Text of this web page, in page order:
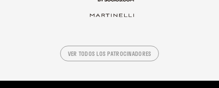
VER TODOS LOS PATROCINADORES